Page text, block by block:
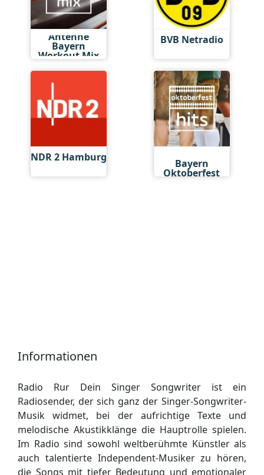
Antenne
Bayern
Workout Mix
BVB Netradio
NDR 2 Hamburg Bayern
Oktoberfest
Informationen
Radio Rur Dein Singer Songwriter ist ein
Radiosender, der sich ganz der Singer-Songwriter-
Musik widmet, bei der aufrichtige Texte und
melodische Akustikklänge die Hauptrolle spielen.
Im Radio sind sowohl weltberühmte Künstler als
auch talentierte Independent-Musiker zu hören,
die Songs mit tiefer Bedeutung und emotionaler